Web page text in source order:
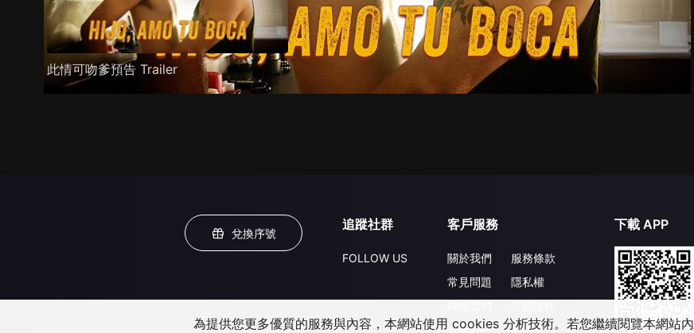
此情可吻爹預告 Trailer
兌換序號
追蹤社群
FOLLOW US
客戶服務
關於我們
常見問題
升級VIP
服務條款
隱私權
合作洽談
下載 APP
為提供您更多優質的服務與內容，本網站使用 cookies 分析技術。若您繼續閱覽本網站內